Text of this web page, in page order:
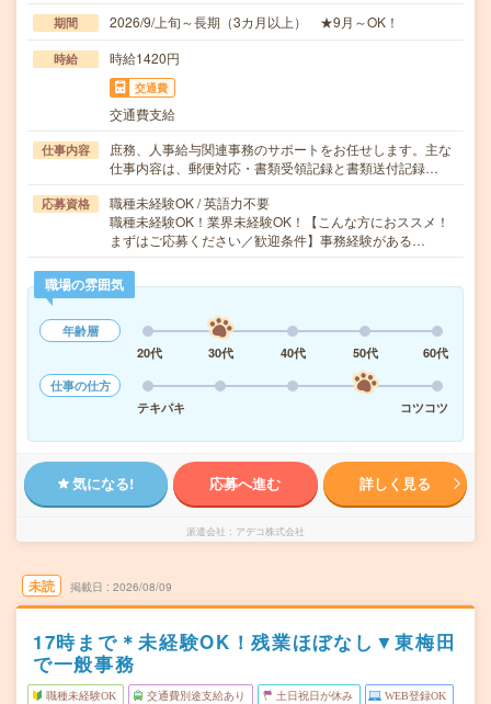
期間 2026/9/上旬～長期（3カ月以上） ★9月～OK！
時給 時給1420円
交通費
交通費支給
仕事内容
庶務、人事給与関連事務のサポートをお任せします。主な
仕事内容は、郵便対応・書類受領記録と書類送付記録…
応募資格
職種未経験OK / 英語力不要
職種未経験OK！業界未経験OK！【こんな方におススメ！
まずはご応募ください／歓迎条件】事務経験がある…
職場の雰囲気
年齢層
20代
30代 40代 50代
60代
仕事の仕方
テキパキ
コツコツ
気になる! 応募へ進む 詳しく見る
派遣会社 アデコ株式会社
未読 掲載日 2026/08/09
17時まで＊未経験OK！残業ほぼなし▼東梅田
で一般事務
職種未経験OK 交通費別途支給あり 土日祝日が休み WEB登録OK